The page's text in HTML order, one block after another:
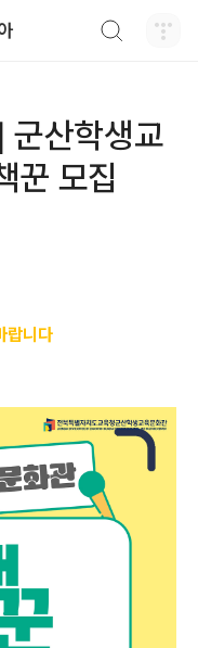
군산학생교
꾼 모집
랍니다